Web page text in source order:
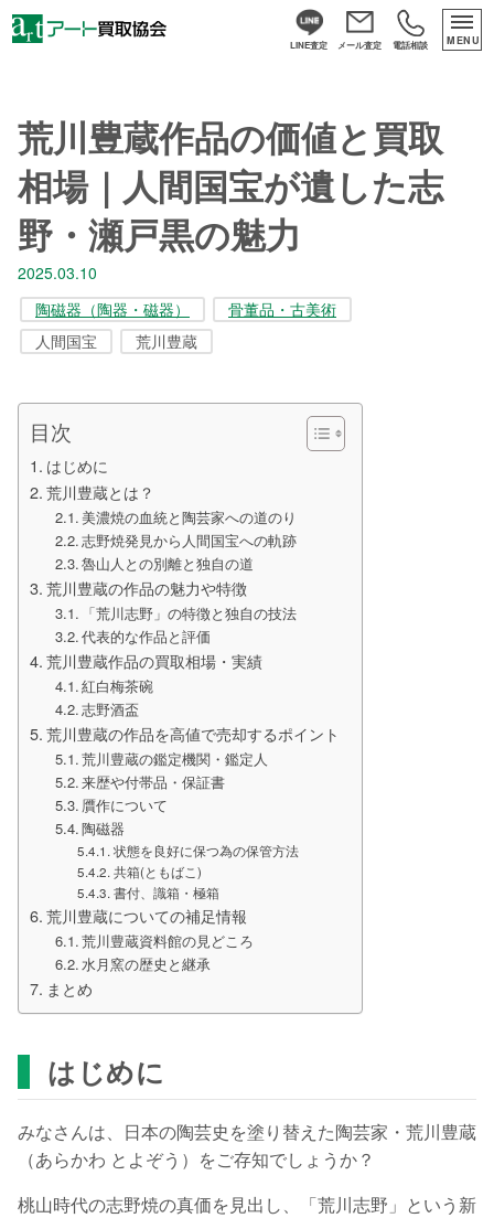
LINE査定 メール査定 電話相談 MENU
荒川豊蔵作品の価値と買取
相場｜人間国宝が遺した志
野・瀬戸黒の魅力
2025.03.10
陶磁器（陶器・磁器）
骨董品・古美術
人間国宝
荒川豊蔵
目次
はじめに
荒川豊蔵とは？
美濃焼の血統と陶芸家への道のり
志野焼発見から人間国宝への軌跡
魯山人との別離と独自の道
荒川豊蔵の作品の魅力や特徴
「荒川志野」の特徴と独自の技法
代表的な作品と評価
荒川豊蔵作品の買取相場・実績
紅白梅茶碗
志野酒盃
荒川豊蔵の作品を高値で売却するポイント
荒川豊蔵の鑑定機関・鑑定人
来歴や付帯品・保証書
贋作について
陶磁器
状態を良好に保つ為の保管方法
共箱(ともばこ)
書付、識箱・極箱
荒川豊蔵についての補足情報
荒川豊蔵資料館の見どころ
水月窯の歴史と継承
まとめ
はじめに
みなさんは、日本の陶芸史を塗り替えた陶芸家・荒川豊蔵
（あらかわ とよぞう）をご存知でしょうか？
桃山時代の志野焼の真価を見出し、「荒川志野」という新